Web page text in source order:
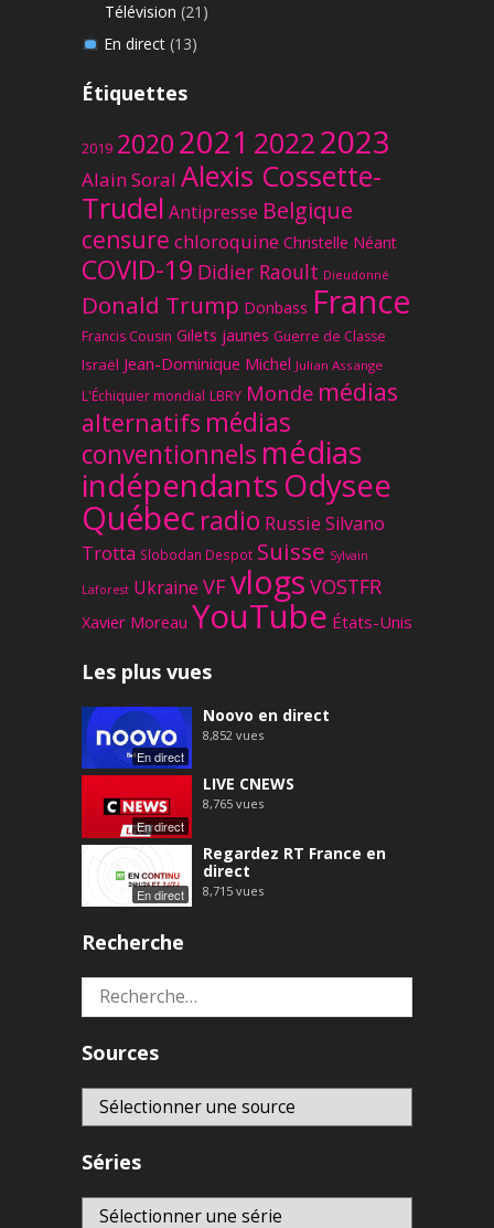
Télévision (21)
En direct(13)
Étiquettes
2019 20202021 20222023
Alain Soral Alexis Cossette-
Trudel Antipresse Belgique
censure chloroquine Christelle Néant
COVID-19 Didier Raoult Dieudonné
Donald Trump Donbass France
Francis Cousin Gilets jaunes Guerre de Classe
Israël Jean-Dominique Michel Julian Assange
L'Échiquier mondial LBRY Monde médias
alternatifs médias
conventionnels médias
indépendantsOdysee
Québec radio Russie Silvano
Trotta Slobodan Despot Suisse Sylvain
Laforest Ukraine VFvlogs VOSTFR
Xavier Moreau YouTube États-Unis
Les plus vues
En direct
Noovo en direct
8,852 vues
En direct
LIVE CNEWS
8,765 vues
En direct
Regardez RT France en
direct
8,715 vues
Recherche
Rechercher :
Sources
Séries